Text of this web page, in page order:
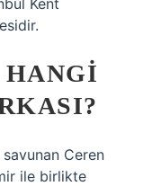
Kent
savunan Ceren
ile birlikte